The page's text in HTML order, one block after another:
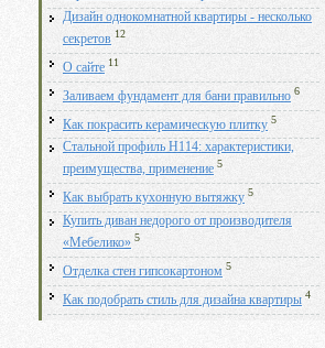
Дизайн однокомнатной квартиры - несколько
секретов 12
О сайте 11
Заливаем фундамент для бани правильно 6
Как покрасить керамическую плитку 5
Стальной профиль Н114: характеристики,
преимущества, применение 5
Как выбрать кухонную вытяжку 5
Купить диван недорого от производителя
«Мебелико» 5
Отделка стен гипсокартоном 5
Как подобрать стиль для дизайна квартиры 4